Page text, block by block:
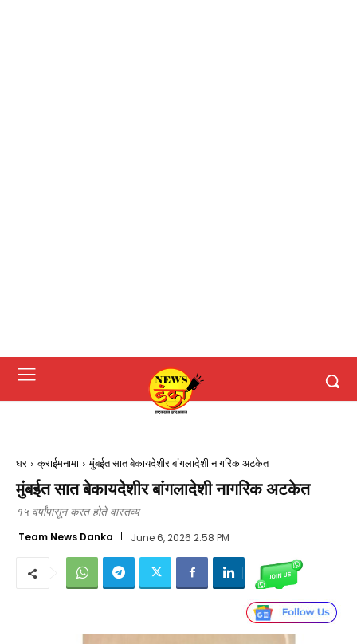
घर क्राईमनामा मुंबईत सात बेकायदेशीर बांगलादेशी नागरिक अटकेत
मुंबईत सात बेकायदेशीर बांगलादेशी नागरिक अटकेत
१५ वर्षांपासून करत होते वास्तव्य
Team News Danka June 6, 2026 2:58 PM